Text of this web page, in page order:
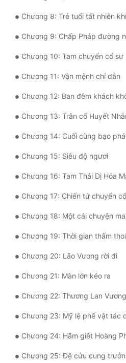
Tu Chân
Tu Tiên
Tội Phạm
Vô Địch
Võ Hiệp
Võng Du
Xuyên Không
Xuyên Nhanh
Xuyên Sách
Xuyên Thư
Điền Văn
Đô Thị
Đông Phương
Đông Phương Huyền Huyễn
Đồng Nhân
Cẩu Đạo Trường Sinh
Ngự Thú
Chương 8: Trẻ tuổi tất nhiên
Chương 9: Chấp Pháp đường
Chương 10: Tam chuyển cổ sư
Chương 11: Vận mệnh chỉ dẫn
Chương 12: Ban đêm khách
Chương 13: Trân cổ Huyết
Chương 14: Cuối cùng bạo
Chương 15: Siêu độ ngươi
Chương 16: Tam Thải Dị Hỏa
Chương 17: Chiến tứ chuyển
Chương 18: Một cái chuyện ma
Chương 19: Thời gian thấm
Chương 20: Lão Vương rời đi
Chương 21: Màn lớn kéo ra
Chương 22: Thương Lan Vương
Chương 23: Mỹ lệ phế vật tác
Chương 24: Hãm giết Hoàng
Chương 25: Đệ cửu cung